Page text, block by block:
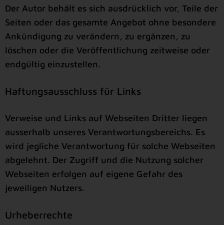
Der Autor behält es sich ausdrücklich vor, Teile der
Seiten oder das gesamte Angebot ohne besondere
Ankündigung zu verändern, zu ergänzen, zu
löschen oder die Veröffentlichung zeitweise oder
endgültig einzustellen.
Haftungsausschluss für Links
Verweise und Links auf Webseiten Dritter liegen
ausserhalb unseres Verantwortungsbereichs. Es
wird jegliche Verantwortung für solche Webseiten
abgelehnt. Der Zugriff und die Nutzung solcher
Webseiten erfolgen auf eigene Gefahr des
jeweiligen Nutzers.
Urheberrechte